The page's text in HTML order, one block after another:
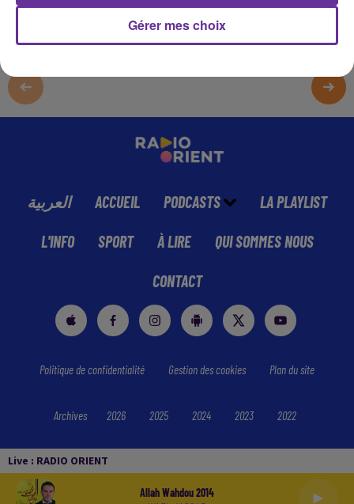
Live : RADIO ORIENT
Allah Wahdou 2014
العربية ACCUEIL PODCASTS LA PLAYLIST
L'INFO SPORT À LIRE QUI SOMMES NOUS
CONTACT
Politique de confidentialité Gestion des cookies Plan du site
Archives 2026 2025 2024 2023 2022
Gérer mes choix